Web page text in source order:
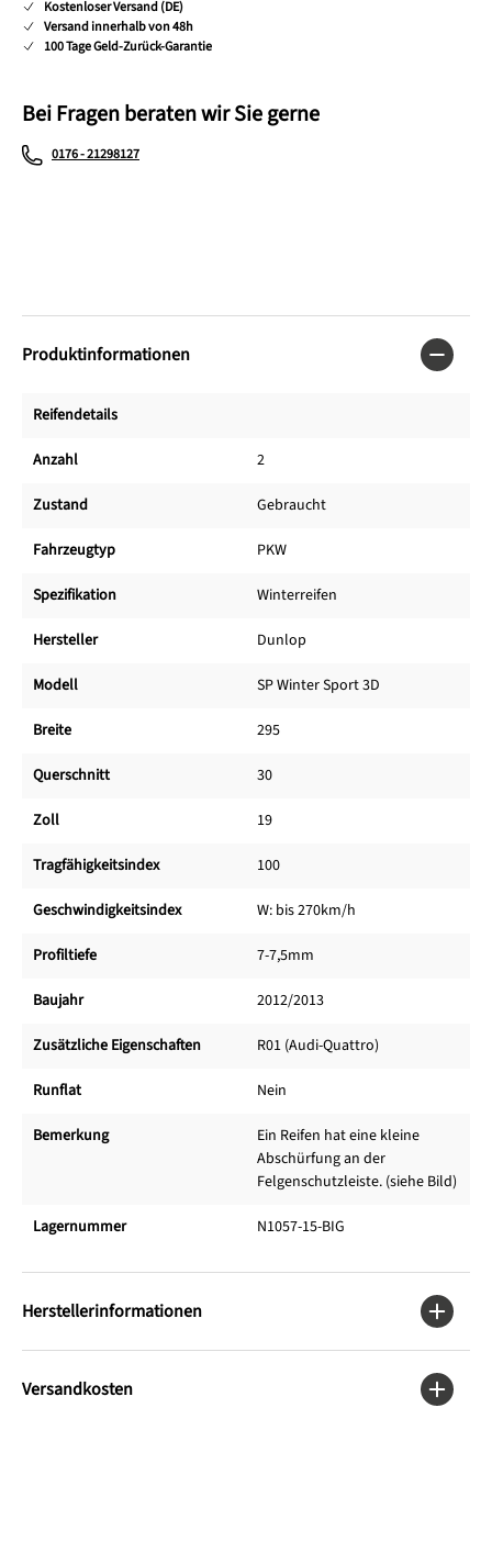
Kostenloser Versand (DE)
Versand innerhalb von 48h
100 Tage Geld-Zurück-Garantie
Bei Fragen beraten wir Sie gerne
0176 - 21298127
Produktinformationen
Reifendetails
Anzahl 2
Zustand Gebraucht
Fahrzeugtyp PKW
Spezifikation Winterreifen
Hersteller Dunlop
Modell SP Winter Sport 3D
Breite 295
Querschnitt 30
Zoll 19
Tragfähigkeitsindex 100
Geschwindigkeitsindex W: bis 270km/h
Profiltiefe 7-7,5mm
Baujahr 2012/2013
Zusätzliche Eigenschaften R01 (Audi-Quattro)
Runflat Nein
Bemerkung
Ein Reifen hat eine kleine
Abschürfung an der
Felgenschutzleiste. (siehe Bild)
Lagernummer N1057-15-BIG
Herstellerinformationen
Versandkosten